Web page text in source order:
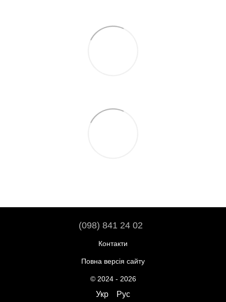
(098) 841 24 02
Контакти
Повна версія сайту
© 2024 - 2026
Укр Рус